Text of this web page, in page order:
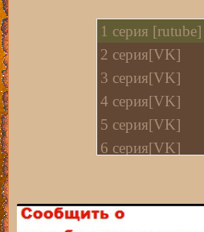
1 cерия [rutube]
2 серия[VK]
3 серия[VK]
4 серия[VK]
5 серия[VK]
6 серия[VK]
9 серия[VK]